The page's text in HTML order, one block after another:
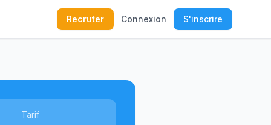
Recruter Connexion S'inscrire
Tarif